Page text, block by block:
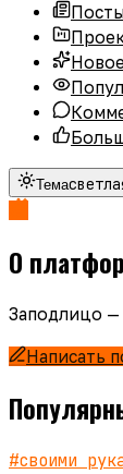
Новое
Тема
О
Заподлицо —
Написать
#своими